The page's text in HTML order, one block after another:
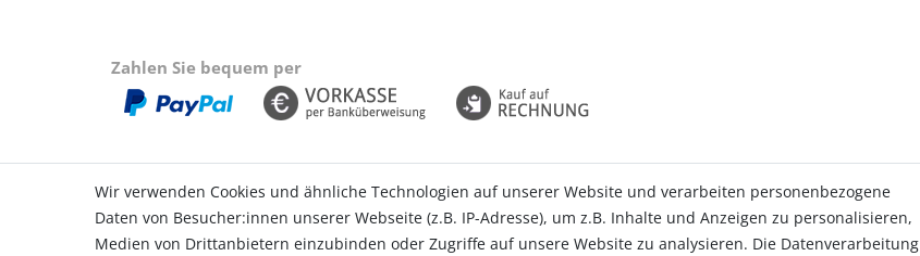
Zahlen Sie bequem per
Einkaufen
Zahlungsarten
Konto
Login
Allgemein
Kontakt
Wir verwenden Cookies und ähnliche Technologien auf unserer Website und verarbeiten personenbezogene
Daten von Besucher:innen unserer Webseite (z.B. IP-Adresse), um z.B. Inhalte und Anzeigen zu personalisieren,
Medien von Drittanbietern einzubinden oder Zugriffe auf unsere Website zu analysieren. Die Datenverarbeitung